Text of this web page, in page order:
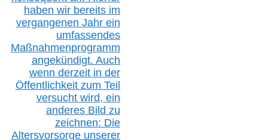
haben wir bereits im
vergangenen Jahr ein
umfassendes
Maßnahmenprogramm
angekündigt. Auch
wenn derzeit in der
Öffentlichkeit zum Teil
versucht wird, ein
anderes Bild zu
zeichnen: Die
Altersvorsorge unserer